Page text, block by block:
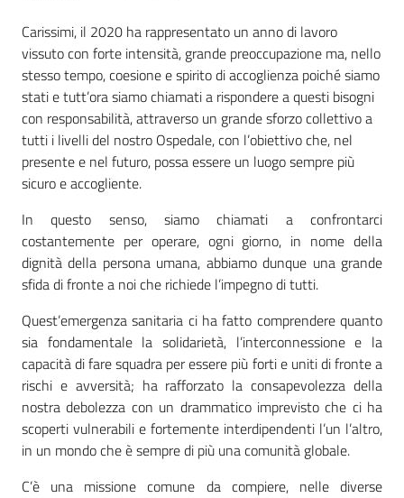
Carissimi, il 2020 ha rappresentato un anno di lavoro
vissuto con forte intensità, grande preoccupazione ma, nello
stesso tempo, coesione e spirito di accoglienza poiché siamo
stati e tutt’ora siamo chiamati a rispondere a questi bisogni
con responsabilità, attraverso un grande sforzo collettivo a
tutti i livelli del nostro Ospedale, con l’obiettivo che, nel
presente e nel futuro, possa essere un luogo sempre più
sicuro e accogliente.
In questo senso, siamo chiamati a confrontarci
costantemente per operare, ogni giorno, in nome della
dignità della persona umana, abbiamo dunque una grande
sfida di fronte a noi che richiede l’impegno di tutti.
Quest’emergenza sanitaria ci ha fatto comprendere quanto
sia fondamentale la solidarietà, l’interconnessione e la
capacità di fare squadra per essere più forti e uniti di fronte a
rischi e avversità; ha rafforzato la consapevolezza della
nostra debolezza con un drammatico imprevisto che ci ha
scoperti vulnerabili e fortemente interdipendenti l’un l’altro,
in un mondo che è sempre di più una comunità globale.
C’è una missione comune da compiere, nelle diverse